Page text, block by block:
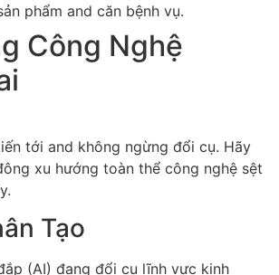
phẩm and căn bệnh vụ.
Công Nghệ
tới and không ngừng đổi cụ. Hãy
xu hướng toàn thể công nghệ sệt
Tạo
(AI) đang đổi cụ lĩnh vực kinh